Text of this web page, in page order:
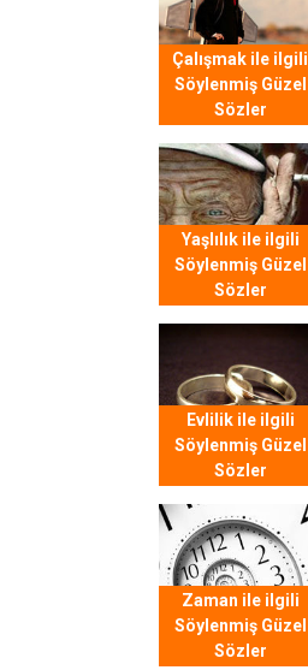
Çalışmak ile ilgili
Söylenmiş Güzel
Sözler
Yaşlılık ile ilgili
Söylenmiş Güzel
Sözler
Evlilik ile ilgili
Söylenmiş Güzel
Sözler
Zaman ile ilgili
Söylenmiş Güzel
Sözler